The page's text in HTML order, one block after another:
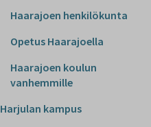
Haarajoen henkilökunta
Opetus Haarajoella
Haarajoen koulun
vanhemmille
Harjulan kampus